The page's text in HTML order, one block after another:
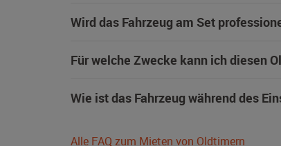
Wird das Fahrzeug am Set
Für welche Zwecke kann ich diesen
Wie ist das Fahrzeug während des
Alle FAQ zum Mieten von Oldtimern